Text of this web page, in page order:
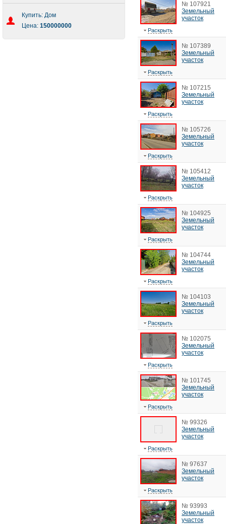
Купить: Дом
Цена: 150000000
№ 107921
Земельный
участок
Раскрыть
№ 107389
Земельный
участок
Раскрыть
№ 107215
Земельный
участок
Раскрыть
№ 105726
Земельный
участок
Раскрыть
№ 105412
Земельный
участок
Раскрыть
№ 104925
Земельный
участок
Раскрыть
№ 104744
Земельный
участок
Раскрыть
№ 104103
Земельный
участок
Раскрыть
№ 102075
Земельный
участок
Раскрыть
№ 101745
Земельный
участок
Раскрыть
№ 99326
Земельный
участок
Раскрыть
№ 97637
Земельный
участок
Раскрыть
№ 93993
Земельный
участок